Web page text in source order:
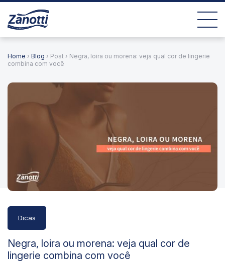
Home › Blog › Post › Negra, loira ou morena: veja qual cor de lingerie
combina com você
Dicas
Negra, loira ou morena: veja qual cor de
lingerie combina com você